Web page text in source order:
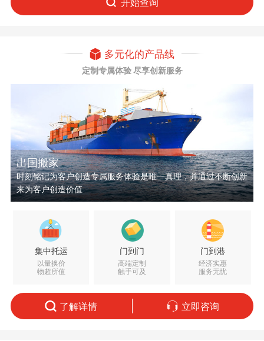
多元化的产品线
定制专属体验 尽享创新服务
出国搬家
时刻铭记为客户创造专属服务体验是唯一真理，并通过不断创新
来为客户创造价值
集中托运
以量换价
物超所值
门到门
高端定制
触手可及
门到港
经济实惠
服务无忧
了解详情 立即咨询